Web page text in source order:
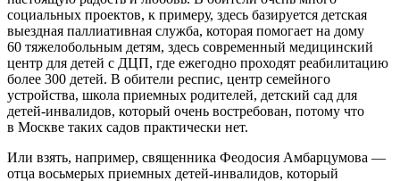
социальных проектов, к примеру, здесь базируется детская
выездная паллиативная служба, которая помогает на дому
60 тяжелобольным детям, здесь современный медицинский
центр для детей с ДЦП, где ежегодно проходят реабилитацию
более 300 детей. В обители респис, центр семейного
устройства, школа приемных родителей, детский сад для
детей-инвалидов, который очень востребован, потому что
в Москве таких садов практически нет.
Или взять, например, священника Феодосия Амбарцумова —
отца восьмерых приемных детей-инвалидов, который